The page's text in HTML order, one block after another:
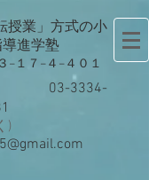
授業」方式の小
導進学塾
−１７−４−４０１
03-3334-
)